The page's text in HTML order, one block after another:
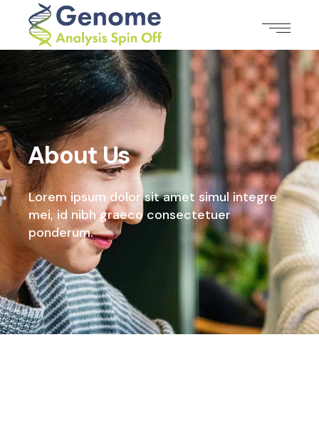
About Us
Lorem ipsum dolor sit amet simul integre
mei,id nibh graeco consectetuer
ponderum.